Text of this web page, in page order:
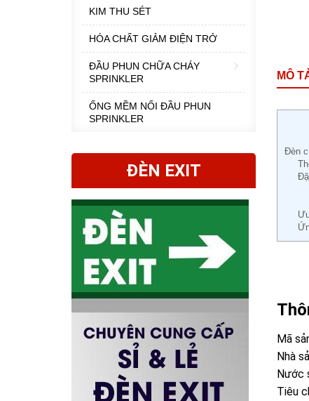
MÔ
Đèn
Mã
Nhà
Nước
Tiêu
KIM THU SÉT
HÓA CHẤT GIẢM ĐIỆN TRỞ
ĐẦU PHUN CHỮA CHÁY
SPRINKLER
ỐNG MỀM NỐI ĐẦU PHUN
SPRINKLER
ĐÈN EXIT